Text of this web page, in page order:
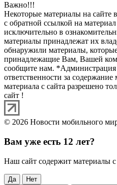
Важно!!!
Некоторые материалы на сайте
с обратной ссылкой на
исключительно в
материалы принадлежат их
обнаружили материалы,
принадлежащие Вам, Вашей
сообщите нам. *Администрация
ответственности за
материала с сайта разрешено
сайт !
© 2026 Новости мобильного
Вам уже есть 12 лет?
Наш сайт содержит материалы
Да
Нет